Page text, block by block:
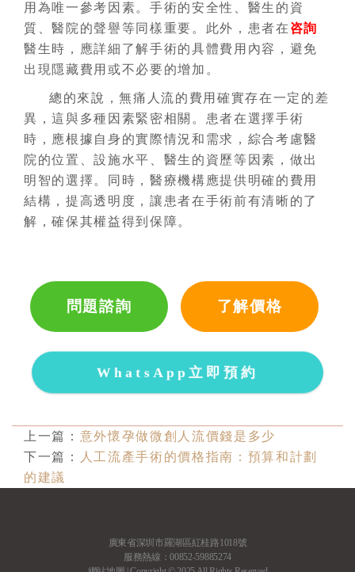
用為唯一參考因素。手術的安全性、醫生的資
質、醫院的聲譽等同樣重要。此外，患者在 咨詢
醫生時，應詳細了解手術的具體費用內容，避免
出現隱藏費用或不必要的增加。
總的來說，無痛人流的費用確實存在一定的差
異，這與多種因素緊密相關。患者在選擇手術
時，應根據自身的實際情況和需求，綜合考慮醫
院的位置、設施水平、醫生的資歷等因素，做出
明智的選擇。同時，醫療機構應提供明確的費用
結構，提高透明度，讓患者在手術前有清晰的了
解，確保其權益得到保障。
問題諮詢 了解價格
WhatsApp立即預約
上一篇： 意外懷孕做微創人流價錢是多少
下一篇：
人工流產手術的價格指南：預算和計劃
的建議
廣東省深圳市羅湖區紅桂路1018號
服務熱線：00852-59885274